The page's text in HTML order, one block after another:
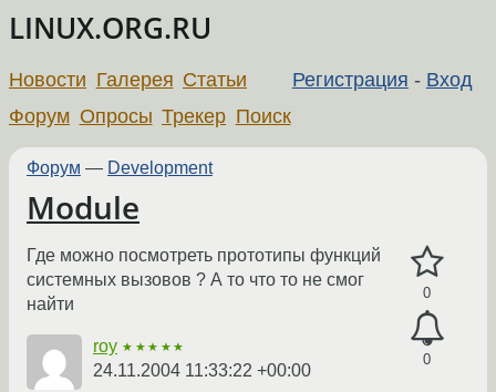
LINUX.ORG.RU
Регистрация - Вход
Новости Галерея Статьи
Форум Опросы Трекер Поиск
Форум — Development
Module
0
0
Где можно посмотреть прототипы функций
системных вызовов ? А то что то не смог
найти
roy ★★★★★
24.11.2004 11:33:22 +00:00